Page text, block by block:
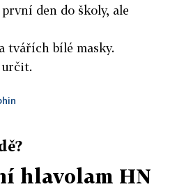
první den do školy, ale
tvářích bílé masky.
určit.
hlavolam HN